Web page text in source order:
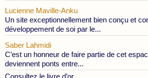
Lucienne Maville-Anku
Un site exceptionnellement bien conçu et
développement de soi par le...
Saber Lahmidi
C’est un honneur de faire partie de cet
deviennent ponts entre...